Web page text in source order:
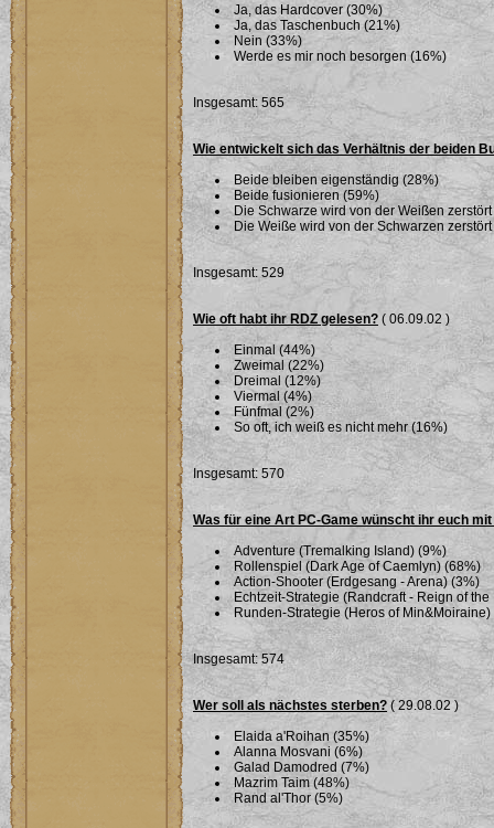
Ja, das Hardcover (30%)
Ja, das Taschenbuch (21%)
Nein (33%)
Werde es mir noch besorgen (16%)
Insgesamt: 565
Wie entwickelt sich das Verhältnis der beiden
Beide bleiben eigenständig (28%)
Beide fusionieren (59%)
Die Schwarze wird von der Weißen
Die Weiße wird von der Schwarzen
Insgesamt: 529
Wie oft habt ihr RDZ gelesen? ( 06.09.02 )
Einmal (44%)
Zweimal (22%)
Dreimal (12%)
Viermal (4%)
Fünfmal (2%)
So oft, ich weiß es nicht mehr (16%)
Insgesamt: 570
Was für eine Art PC-Game wünscht ihr euch
Adventure (Tremalking Island) (9%)
Rollenspiel (Dark Age of Caemlyn) (68%)
Action-Shooter (Erdgesang - Arena) (3%)
Echtzeit-Strategie (Randcraft - Reign of
Runden-Strategie (Heros of Min&Moiraine)
Insgesamt: 574
Wer soll als nächstes sterben? ( 29.08.02 )
Elaida a'Roihan (35%)
Alanna Mosvani (6%)
Galad Damodred (7%)
Mazrim Taim (48%)
Rand al'Thor (5%)